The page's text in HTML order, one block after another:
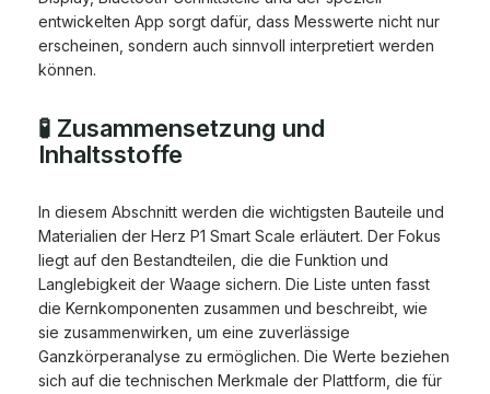
entwickelten App sorgt dafür, dass Messwerte nicht nur
erscheinen, sondern auch sinnvoll interpretiert werden
können.
🧪 Zusammensetzung und
Inhaltsstoffe
In diesem Abschnitt werden die wichtigsten Bauteile und
Materialien der Herz P1 Smart Scale erläutert. Der Fokus
liegt auf den Bestandteilen, die die Funktion und
Langlebigkeit der Waage sichern. Die Liste unten fasst
die Kernkomponenten zusammen und beschreibt, wie
sie zusammenwirken, um eine zuverlässige
Ganzkörperanalyse zu ermöglichen. Die Werte beziehen
sich auf die technischen Merkmale der Plattform, die für